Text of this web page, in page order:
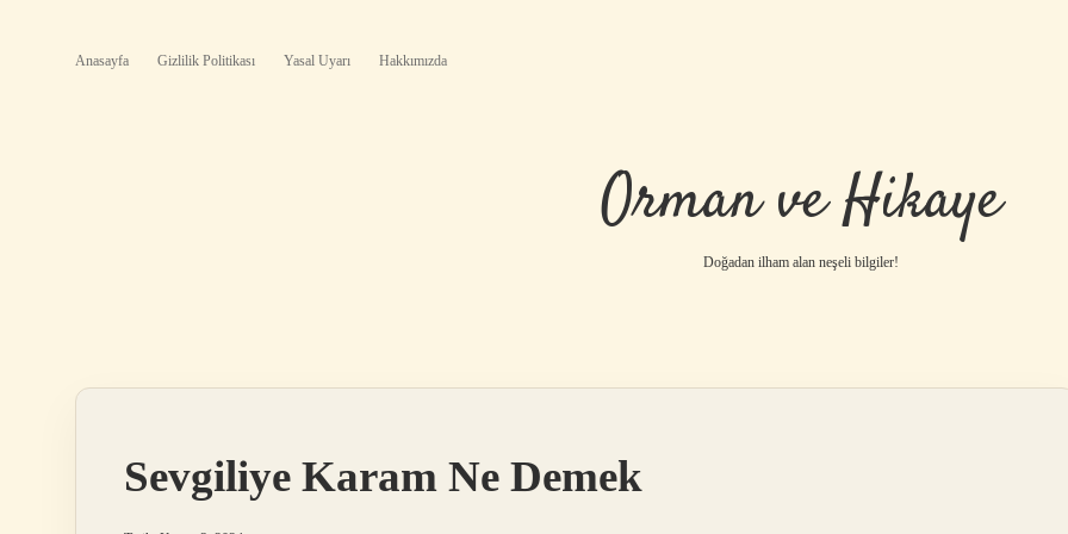
Anasayfa Gizlilik Politikası Yasal Uyarı Hakkımızda
Orman ve Hikaye
Doğadan ilham alan neşeli bilgiler!
Sevgiliye Karam Ne Demek